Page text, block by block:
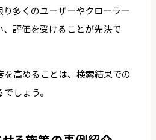
多くのユーザーやクローラー
評価を受けることが先決で
高めることは、検索結果での
しょう。